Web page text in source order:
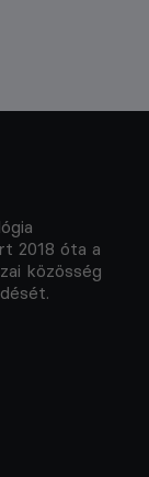
2018 óta a
közösség